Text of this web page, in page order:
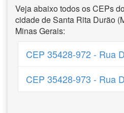
Veja abaixo todos os CEPs
cidade de Santa Rita Durão
Minas Gerais:
CEP 35428-972 - Rua
CEP 35428-973 - Rua